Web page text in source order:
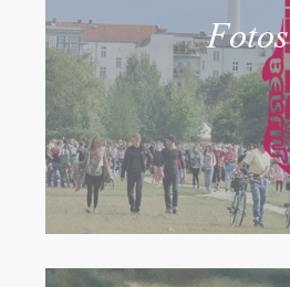
Fotos